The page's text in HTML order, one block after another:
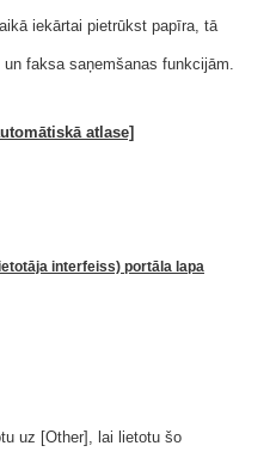
iekārtai pietrūkst papīra, tā
faksa saņemšanas funkcijām.
atlase]
interfeiss) portāla lapa
uz [Other], lai lietotu šo